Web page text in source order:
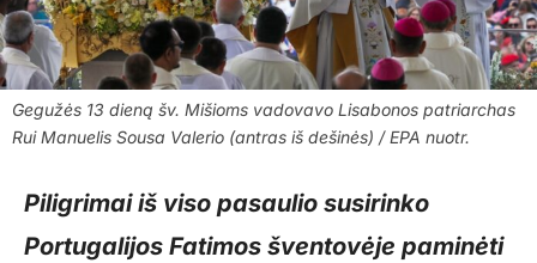
Gegužės 13 dieną šv. Mišioms vadovavo Lisabonos patriarchas
Rui Manuelis Sousa Valerio (antras iš dešinės) / EPA nuotr.
Piligrimai iš viso pasaulio susirinko
Portugalijos Fatimos šventovėje paminėti